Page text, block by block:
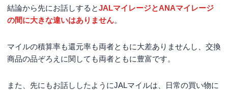
結論から先にお話しするとJALマイレージとANAマイレージ
の間に大きな違いはありません。
マイルの積算率も還元率も両者ともに大差ありませんし、交換
商品の品ぞろえに関しても両者ともに豊富です。
また、先にもお話ししたようにJALマイルは、日常の買い物に